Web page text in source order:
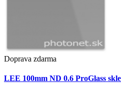
Doprava zdarma
LEE 100mm ND 0.6 ProGlass